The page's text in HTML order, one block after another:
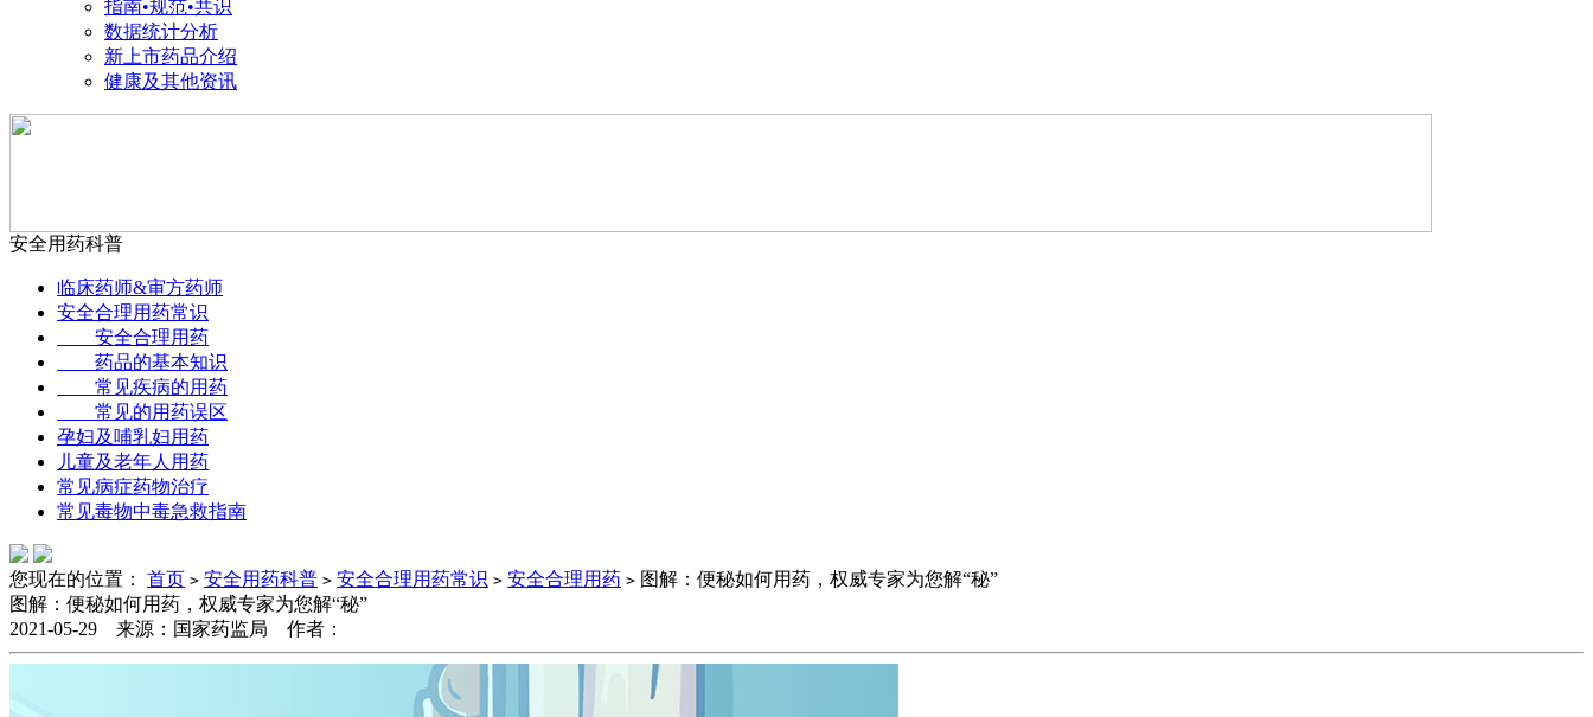
指南•规范•共识
数据统计分析
新上市药品介绍
健康及其他资讯
安全用药科普
临床药师&审方药师
安全合理用药常识
安全合理用药
药品的基本知识
常见疾病的用药
常见的用药误区
孕妇及哺乳妇用药
儿童及老年人用药
常见病症药物治疗
常见毒物中毒急救指南
您现在的位置： 首页 > 安全用药科普 > 安全合理用药常识 > 安全合理用药 > 图解：便秘如何用药，权威专家为您解“秘”
图解：便秘如何用药，权威专家为您解“秘”
2021-05-29 来源：国家药监局 作者：